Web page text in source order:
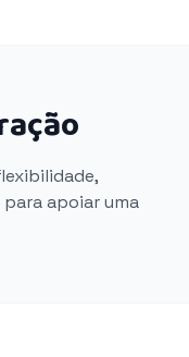
apoiar uma